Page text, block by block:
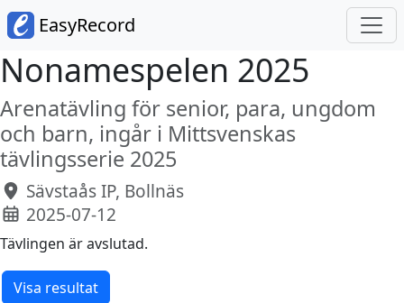
EasyRecord
Nonamespelen 2025
Arenatävling för senior, para, ungdom
och barn, ingår i Mittsvenskas
tävlingsserie 2025
Sävstaås IP, Bollnäs
2025-07-12
Tävlingen är avslutad.
Visa resultat